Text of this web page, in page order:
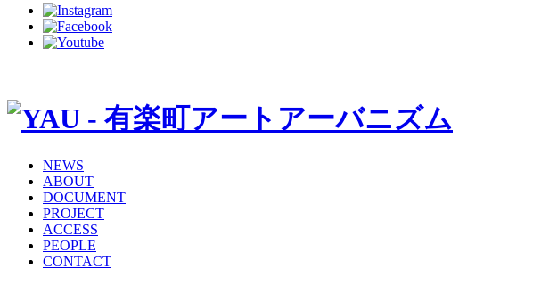
NEWS
ABOUT
DOCUMENT
PROJECT
ACCESS
PEOPLE
CONTACT